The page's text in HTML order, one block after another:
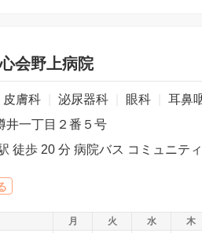
会野上病院
皮膚科 泌尿器科 眼科
耳鼻咽喉
井一丁目２番５号
月 火 水
木